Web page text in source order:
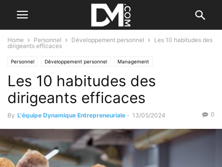
Home Personnel Développement personnel
Les 10 habitudes des
dirigeants efficaces
Personnel Développement personnel Management
Les qualités de l'entrepreneur
Les 10 habitudes des
dirigeants efficaces
By L'équipe Dynamique Entrepreneuriale - 13/05/2024 0